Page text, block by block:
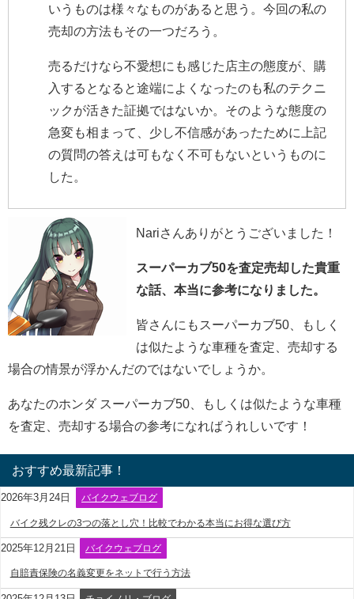
いうものは様々なものがあると思う。今回の私の
売却の方法もその一つだろう。
売るだけなら不愛想にも感じた店主の態度が、購
入するとなると途端によくなったのも私のテクニ
ックが活きた証拠ではないか。そのような態度の
急変も相まって、少し不信感があったために上記
の質問の答えは可もなく不可もないというものに
した。
Nariさんありがとうございました！
スーパーカブ50を査定売却した貴重
な話、本当に参考になりました。
皆さんにもスーパーカブ50、もしく
は似たような車種を査定、売却する
場合の情景が浮かんだのではないでしょうか。
あなたのホンダ スーパーカブ50、もしくは似たような車種
を査定、売却する場合の参考になればうれしいです！
おすすめ最新記事！
2026年3月24日 バイクウェブログ
バイク残クレの3つの落とし穴！比較でわかる本当にお得な選び方
2025年12月21日 バイクウェブログ
自賠責保険の名義変更をネットで行う方法